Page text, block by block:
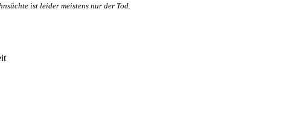
ist leider meistens nur der Tod.